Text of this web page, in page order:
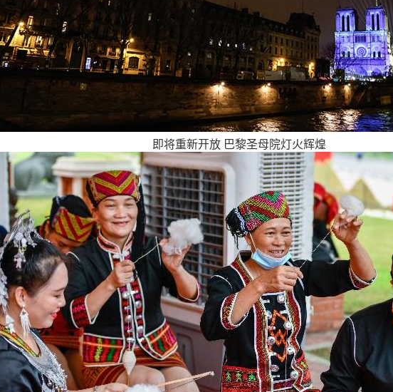
即将重新开放 巴黎圣母院灯火辉煌